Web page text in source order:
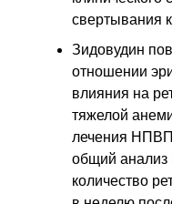
свертывания
Зидовудин
отношении
влияния на
тяжелой
лечения
общий анализ
количество